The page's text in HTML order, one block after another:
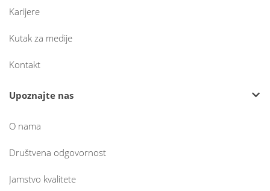
Karijere
Kutak za medije
Kontakt
Upoznajte nas
O nama
Društvena odgovornost
Jamstvo kvalitete